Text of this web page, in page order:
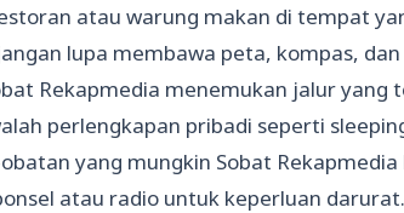
atau warung makan di tempat
lupa membawa peta, kompas,
Rekapmedia menemukan jalur yang
perlengkapan pribadi seperti
yang mungkin Sobat
atau radio untuk keperluan darurat.